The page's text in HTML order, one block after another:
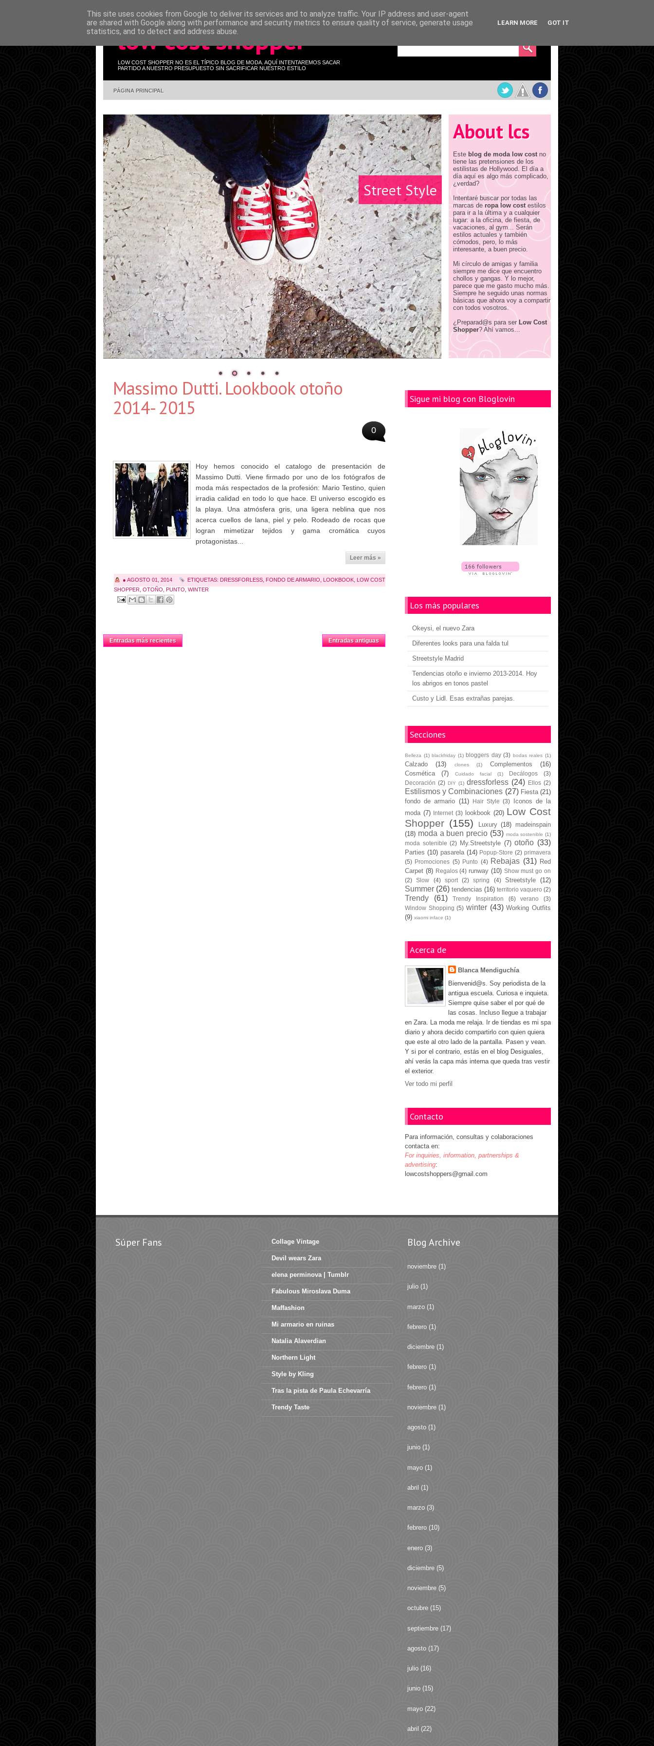
low cost shopper
LOW COST SHOPPER NO ES EL TÍPICO BLOG DE MODA. AQUÍ INTENTAREMOS SACAR
PARTIDO A NUESTRO PRESUPUESTO SIN SACRIFICAR NUESTRO ESTILO
PÁGINA PRINCIPAL
Street Style
About lcs
Este blog de moda low costno
tiene las pretensiones de los
estilistas de Hollywood. El día a
día aquí es algo más complicado,
¿verdad?
Intentaré buscar por todas las
marcas deropa low costestilos
para ir a la última y a cualquier
lugar: a la oficina, de fiesta, de
vacaciones, al gym... Serán
estilos actuales y también
cómodos, pero, lo más
interesante, a buen precio.
Mi círculo de amigas y familia
siempre me dice que encuentro
chollos y gangas. Y lo mejor,
parece que me gasto mucho más.
Siempre he seguido unas normas
básicas que ahora voy a compartir
con todos vosotros.
¿Preparad@s para ser Low Cost
Shopper? Ahí vamos...
Massimo Dutti. Lookbook otoño
2014- 2015
0
Hoy hemos conocido el catalogo de presentación de
Massimo Dutti. Viene firmado por uno de los fotógrafos de
moda más respectados de la profesión: Mario Testino, quien
irradia calidad en todo lo que hace. El universo escogido es
la playa. Una atmósfera gris, una ligera neblina que nos
acerca cuellos de lana, piel y pelo. Rodeado de rocas que
logran mimetizar tejidos y gama cromática cuyos
protagonistas...
Leer más »
● AGOSTO 01, 2014 ETIQUETAS: DRESSFORLESS FONDO DE ARMARIO LOOKBOOK LOW COST
SHOPPER OTOÑO PUNTO WINTER
Entradas más recientes Entradas antiguas
Sigue mi blog con Bloglovin
Los más populares
Okeysi, el nuevo Zara
Diferentes looks para una falda tul
Streetstyle Madrid
Tendencias otoño e invierno 2013-2014. Hoy
los abrigos en tonos pastel
Custo y Lidl. Esas extrañas parejas.
Secciones
Belleza (1) blackfriday (1) bloggers day (3) bodas reales (1)
Calzado (13) clones (1) Complementos
(16)
Cosmética
(7) Cuidado facial (1) Decálogos
(3)
Decoración (2) DIY (1) dressforless (24) Ellos (2)
Estilismos y Combinaciones (27) Fiesta (21)
fondo de armario (11) Hair Style (3)
Iconos de la
moda (7) Internet (3) lookbook (20) Low Cost
Shopper (155) Luxury (18) madeinspain
(18) moda a buen precio (53) moda sostenible (1)
moda sotenible (2) My.Streetstyle (7) otoño (33)
Parties (10) pasarela (14) Popup-Store (2) primavera
(5) Promociones (5) Punto (4) Rebajas (31) Red
Carpet (8) Regalos (4) runway (10) Show must go on
(2)
Slow (4) sport (2) spring (4) Streetstyle (12)
Summer (26) tendencias (16) territorio vaquero (2)
Trendy (61) Trendy Inspiration (6) verano
(3)
Window Shopping (5) winter (43) Working Outfits
(9) xiaomi inface (1)
Acerca de
Blanca Mendiguchía
Bienvenid@s. Soy periodista de la
antigua escuela. Curiosa e inquieta.
Siempre quise saber el por qué de
las cosas. Incluso llegue a trabajar
en Zara. La moda me relaja. Ir de tiendas es mi spa
diario y ahora decido compartirlo con quien quiera
que este al otro lado de la pantalla. Pasen y vean.
Y si por el contrario, estás en el blog Desiguales,
ahí verás la capa más interna que queda tras vestir
el exterior.
Ver todo mi perfil
Contacto
Para información, consultas y colaboraciones
contacta en:
For inquiries, information, partnerships &
advertising:
lowcostshoppers@gmail.com
Súper Fans Collage Vintage
Devil wears Zara
elena perminova | Tumblr
Fabulous Miroslava Duma
Maffashion
Mi armario en ruinas
Natalia Alaverdian
Northern Light
Style by Kling
Tras la pista de Paula Echevarría
Trendy Taste
Blog Archive
noviembre (1)
julio (1)
marzo (1)
febrero (1)
diciembre (1)
febrero (1)
febrero (1)
noviembre (1)
agosto (1)
junio (1)
mayo (1)
abril (1)
marzo (3)
febrero (10)
enero (3)
diciembre (5)
noviembre (5)
octubre (15)
septiembre (17)
agosto (17)
julio (16)
junio (15)
mayo (22)
abril (22)
This site uses cookies from Google to deliver its services and to analyze traffic. Your IP address and user-agent
are shared with Google along with performance and security metrics to ensure quality of service, generate usage
statistics, and to detect and address abuse.
LEARN MORE GOT IT